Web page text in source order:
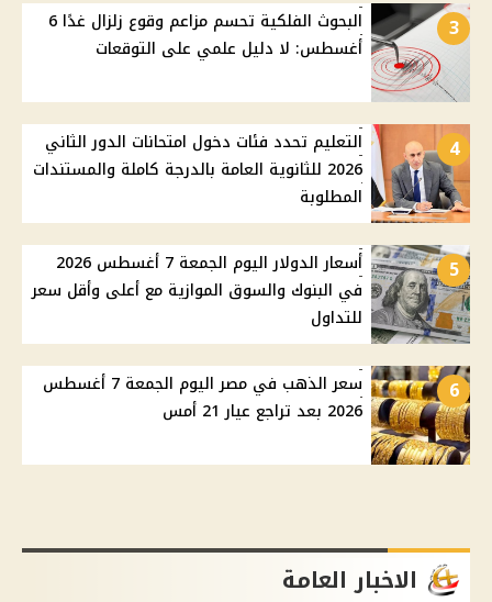
3
البحوث الفلكية تحسم مزاعم وقوع زلزال غدًا 6
أغسطس: لا دليل علمي على التوقعات
4
التعليم تحدد فئات دخول امتحانات الدور الثاني
2026 للثانوية العامة بالدرجة كاملة والمستندات
المطلوبة
5
أسعار الدولار اليوم الجمعة 7 أغسطس 2026
في البنوك والسوق الموازية مع أعلى وأقل سعر
للتداول
6
سعر الذهب في مصر اليوم الجمعة 7 أغسطس
2026 بعد تراجع عيار 21 أمس
الاخبار العامة